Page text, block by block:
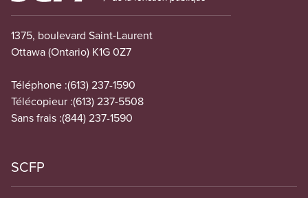
1375, boulevard Saint-Laurent
Ottawa (Ontario) K1G 0Z7
Téléphone :(613) 237-1590
Télécopieur :(613) 237-5508
Sans frais :(844) 237-1590
SCFP